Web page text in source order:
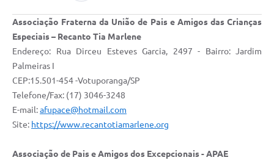
Ouvidoria
Contas Públicas
Legislação
Transparência
Associação Fraterna da União de Pais e Amigos das Crianças
Especiais – Recanto Tia Marlene
Endereço: Rua Dirceu Esteves Garcia, 2497 - Bairro: Jardim
Palmeiras I
CEP:15.501-454 -Votuporanga/SP
Telefone/Fax: (17) 3046-3248
E-mail:afupace@hotmail.com
Site: https://www.recantotiamarlene.org
Associação de Pais e Amigos dos Excepcionais - APAE